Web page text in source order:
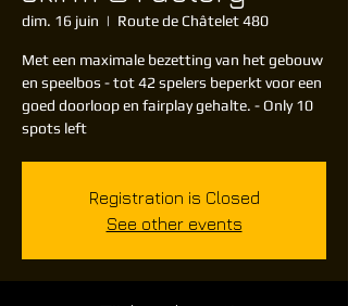
dim. 16 juin
  |
Route de Châtelet 480
Met een maximale bezetting van het gebouw
en speelbos - tot 42 spelers beperkt voor een
goed doorloop en fairplay gehalte. - Only 10
spots left
Registration is Closed
See other events